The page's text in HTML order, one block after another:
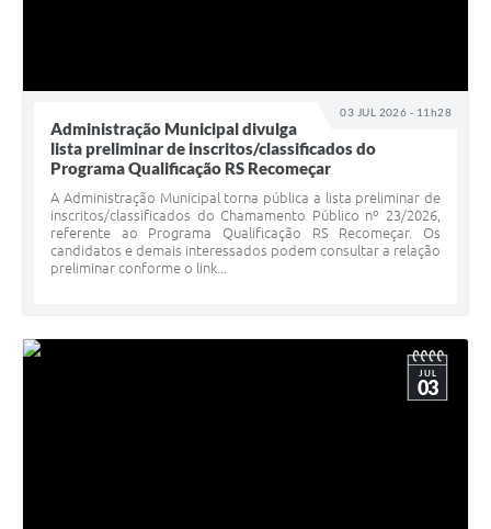
03 JUL 2026 - 11h28
Administração Municipal divulga
lista preliminar de inscritos/classificados do
Programa Qualificação RS Recomeçar
A Administração Municipal torna pública a lista preliminar de
inscritos/classificados do Chamamento Público nº 23/2026,
referente ao Programa Qualificação RS Recomeçar. Os
candidatos e demais interessados podem consultar a relação
preliminar conforme o link...
JUL
03